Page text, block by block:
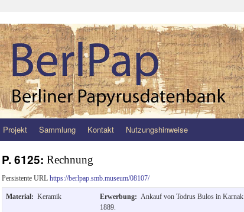
Zum
springen
Projekt Sammlung Kontakt Nutzungshinweise
P. 6125: Rechnung
Persistente URL https://berlpap.smb.museum/08107/
Material: Keramik Erwerbung: Ankauf von Todrus Bulos in Karnak
1889.